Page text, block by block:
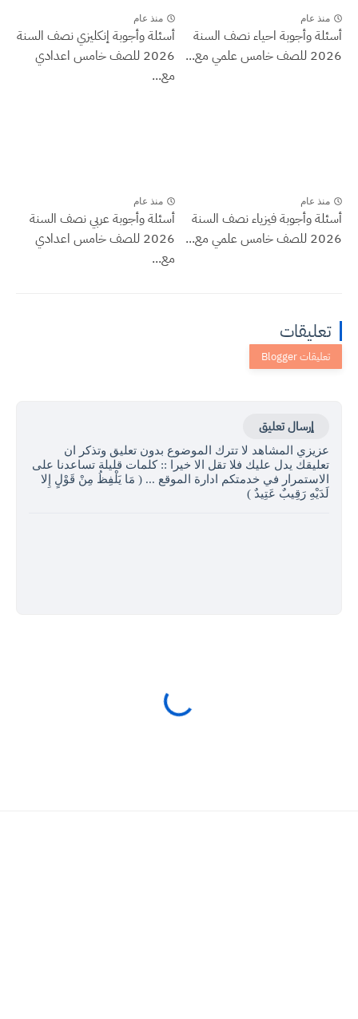
منذ عام
أسئلة وأجوبة احياء نصف السنة
2026 للصف خامس علمي مع...
منذ عام
أسئلة وأجوبة إنكليزي نصف السنة
2026 للصف خامس اعدادي
مع...
منذ عام
أسئلة وأجوبة فيزياء نصف السنة
2026 للصف خامس علمي مع...
منذ عام
أسئلة وأجوبة عربي نصف السنة
2026 للصف خامس اعدادي
مع...
تعليقات
إرسال تعليق
عزيزي المشاهد لا تترك الموضوع بدون تعليق وتذكر ان
تعليقك يدل عليك فلا تقل الا خيرا :: كلمات قليلة تساعدنا على
الاستمرار في خدمتكم ادارة الموقع ... ( مَا يَلْفِظُ مِنْ قَوْلٍ إِلا
لَدَيْهِ رَقِيبٌ عَتِيدٌ )